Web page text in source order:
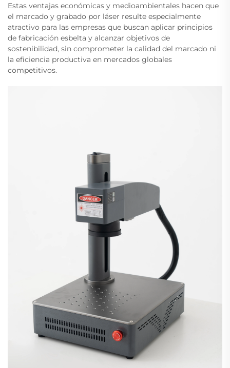
Estas ventajas económicas y medioambientales hacen que
el marcado y grabado por láser resulte especialmente
atractivo para las empresas que buscan aplicar principios
de fabricación esbelta y alcanzar objetivos de
sostenibilidad, sin comprometer la calidad del marcado ni
la eficiencia productiva en mercados globales
competitivos.